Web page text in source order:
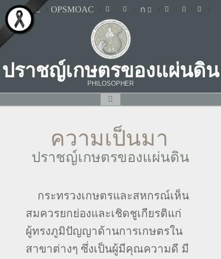
MOAC OPSMOAC ก
ปราชญ์เกษตรของแผ่นดิน
PHILOSOPHER
ความเป็นมา
ปราชญ์เกษตรของแผ่นดิน
กระทรวงเกษตรและสหกรณ์เห็น
สมควรยกย่องและเชิดชูเกียรติแก่
ผู้ทรงภูมิปัญญาด้านการเกษตรใน
สาขาต่างๆ ซึ่งเป็นผู้มีคุณความดี มี